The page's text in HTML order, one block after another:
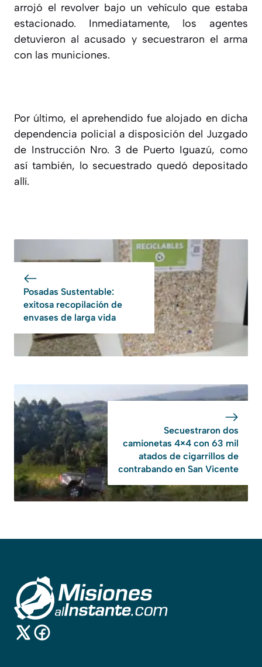
arrojó el revolver bajo un vehículo que estaba
estacionado. Inmediatamente, los agentes
detuvieron al acusado y secuestraron el arma
con las municiones.
Por último, el aprehendido fue alojado en dicha
dependencia policial a disposición del Juzgado
de Instrucción Nro. 3 de Puerto Iguazú, como
así también, lo secuestrado quedó depositado
allí.
Posadas Sustentable:
exitosa recopilación de
envases de larga vida
Secuestraron dos
camionetas 4×4 con 63 mil
atados de cigarrillos de
contrabando en San Vicente